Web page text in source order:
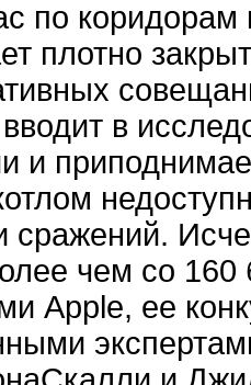
по коридорам
плотно
в
и
сражений.
чем со
Apple, ее